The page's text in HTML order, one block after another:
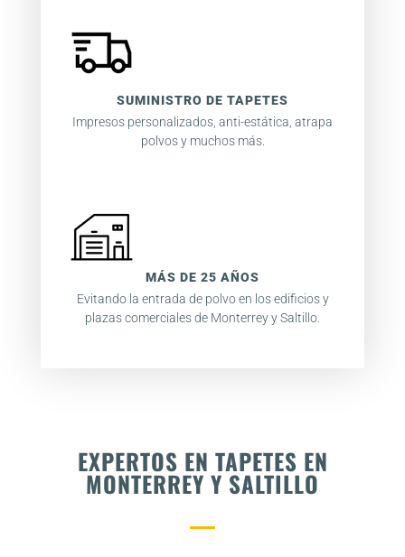
SUMINISTRO DE TAPETES
Impresos personalizados, anti-estática, atrapa
polvos y muchos más.
MÁS DE 25 AÑOS
Evitando la entrada de polvo en los edificios y
plazas comerciales de Monterrey y Saltillo.
EXPERTOS EN TAPETES EN
MONTERREY Y SALTILLO